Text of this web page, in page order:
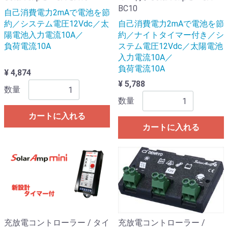
自己消費電力2mAで電池を節
約／システム電圧12Vdc／太
陽電池入力電流10A／
負荷電流10A
¥ 4,874
数量
カートに入れる
BC10
自己消費電力2mAで電池を節
約／ナイトタイマー付き／シ
ステム電圧12Vdc／太陽電池
入力電流10A／
負荷電流10A
¥ 5,788
数量
カートに入れる
充放電コントローラー / タイ
充放電コントローラー /